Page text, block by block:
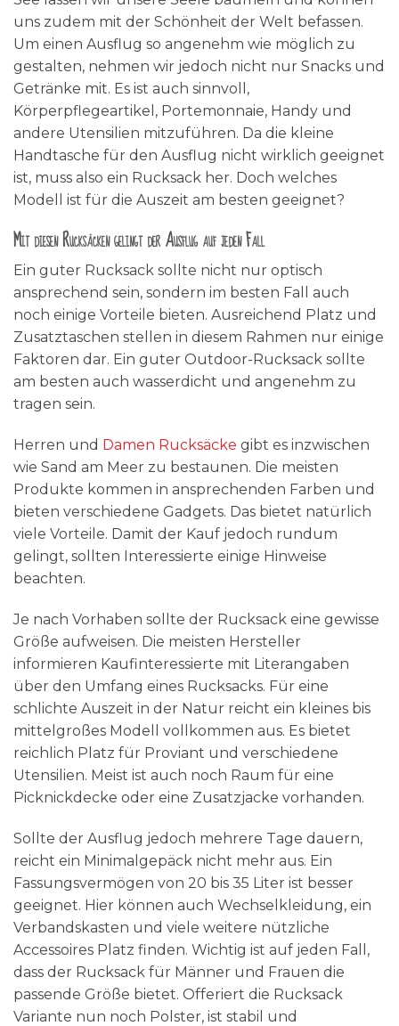
uns zudem mit der Schönheit der Welt befassen.
Um einen Ausflug so angenehm wie möglich zu
gestalten, nehmen wir jedoch nicht nur Snacks und
Getränke mit. Es ist auch sinnvoll,
Körperpflegeartikel, Portemonnaie, Handy und
andere Utensilien mitzuführen. Da die kleine
Handtasche für den Ausflug nicht wirklich geeignet
ist, muss also ein Rucksack her. Doch welches
Modell ist für die Auszeit am besten geeignet?
Mit diesen Rucksäcken gelingt der Ausflug auf jeden Fall
Ein guter Rucksack sollte nicht nur optisch
ansprechend sein, sondern im besten Fall auch
noch einige Vorteile bieten. Ausreichend Platz und
Zusatztaschen stellen in diesem Rahmen nur einige
Faktoren dar. Ein guter Outdoor-Rucksack sollte
am besten auch wasserdicht und angenehm zu
tragen sein.
Herren und Damen Rucksäcke gibt es inzwischen
wie Sand am Meer zu bestaunen. Die meisten
Produkte kommen in ansprechenden Farben und
bieten verschiedene Gadgets. Das bietet natürlich
viele Vorteile. Damit der Kauf jedoch rundum
gelingt, sollten Interessierte einige Hinweise
beachten.
Je nach Vorhaben sollte der Rucksack eine gewisse
Größe aufweisen. Die meisten Hersteller
informieren Kaufinteressierte mit Literangaben
über den Umfang eines Rucksacks. Für eine
schlichte Auszeit in der Natur reicht ein kleines bis
mittelgroßes Modell vollkommen aus. Es bietet
reichlich Platz für Proviant und verschiedene
Utensilien. Meist ist auch noch Raum für eine
Picknickdecke oder eine Zusatzjacke vorhanden.
Sollte der Ausflug jedoch mehrere Tage dauern,
reicht ein Minimalgepäck nicht mehr aus. Ein
Fassungsvermögen von 20 bis 35 Liter ist besser
geeignet. Hier können auch Wechselkleidung, ein
Verbandskasten und viele weitere nützliche
Accessoires Platz finden. Wichtig ist auf jeden Fall,
dass der Rucksack für Männer und Frauen die
passende Größe bietet. Offeriert die Rucksack
Variante nun noch Polster, ist stabil und